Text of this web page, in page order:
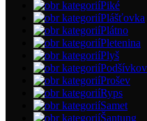
Piké
Plášťovka
Plátno
Pletenina
Plyš
Prošev
Ryps
Samet
Šantung